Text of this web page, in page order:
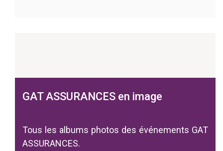
GAT ASSURANCES en image
Tous les albums photos des événements GAT
ASSURANCES.